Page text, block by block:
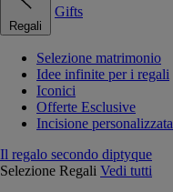
Regali
Gifts
Selezione matrimonio
Idee infinite per i regali
Iconici
Offerte Esclusive
Incisione personalizzata
Il regalo secondo diptyque
Selezione Regali Vedi tutti